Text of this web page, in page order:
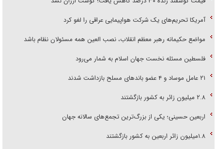
آمریکا تحریم‌های یک شرکت هواپیمایی عراقی را لغو کرد
مواضع حکیمانه رهبر معظم انقلاب، نصب العین همه مسئولان نظام باشد
فلسطین مسئله نخست جهان اسلام به شمار می‌رود
۲۱ عامل موساد و ۴ عضو باند‌های مسلح بازداشت شدند
۲.۸ میلیون زائر به کشور بازگشتند
اربعین حسینی؛ یکی از بزرگ‌ترین تجمع‌های سالانه جهان
۱.۸میلیون زائر اربعین به کشور بازگشتند